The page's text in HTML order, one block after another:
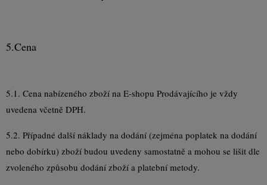
5.Cena
5.1. Cena nabízeného zboží na E-shopu Prodávajícího je vždy
uvedena včetně DPH.
5.2. Případné další náklady na dodání (zejména poplatek na dodání
nebo dobírku) zboží budou uvedeny samostatně a mohou se lišit dle
zvoleného způsobu dodání zboží a platební metody.